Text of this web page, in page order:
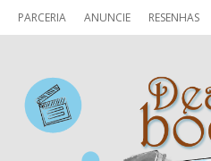
PARCERIA ANUNCIE RESENHAS